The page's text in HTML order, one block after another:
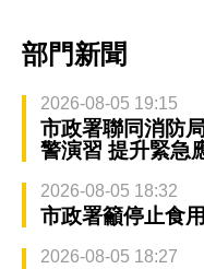
部門新聞
2026-08-05 19:15
市政署聯同消防
警演習 提升緊急
2026-08-05 18:32
市政署籲停止食
2026-08-05 18:27